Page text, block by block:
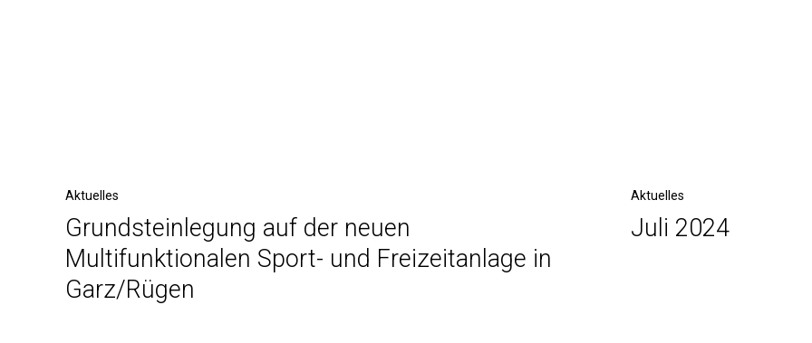
navigation
Previous
Post
Aktuelles
Grundsteinlegung auf der neuen
Multifunktionalen Sport- und Freizeitanlage in
Garz/Rügen
Next
Post
Aktuelles
Juli 2024